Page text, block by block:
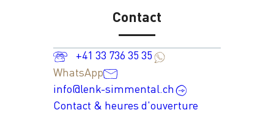
Contact
+41 33 736 35 35
WhatsApp
info@lenk-simmental.ch
Contact & heures d'ouverture